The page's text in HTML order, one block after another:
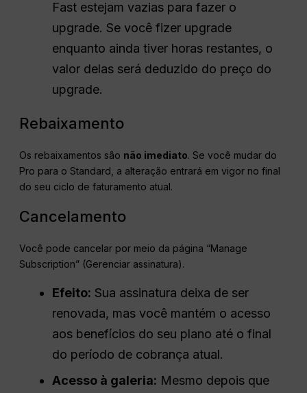
Fast estejam vazias para fazer o
upgrade. Se você fizer upgrade
enquanto ainda tiver horas restantes, o
valor delas será deduzido do preço do
upgrade.
Rebaixamento
Os rebaixamentos são não imediato. Se você mudar do
Pro para o Standard, a alteração entrará em vigor no final
do seu ciclo de faturamento atual.
Cancelamento
Você pode cancelar por meio da página “Manage
Subscription” (Gerenciar assinatura).
Efeito: Sua assinatura deixa de ser
renovada, mas você mantém o acesso
aos benefícios do seu plano até o final
do período de cobrança atual.
Acesso à galeria: Mesmo depois que